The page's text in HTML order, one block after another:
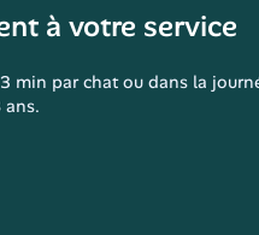
à votre service
min par chat ou dans la
ans.